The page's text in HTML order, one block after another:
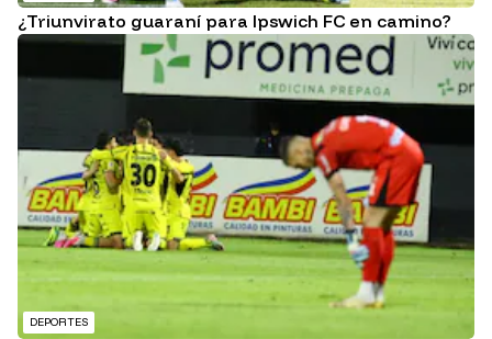
¿Triunvirato guaraní para Ipswich FC en camino?
DEPORTES